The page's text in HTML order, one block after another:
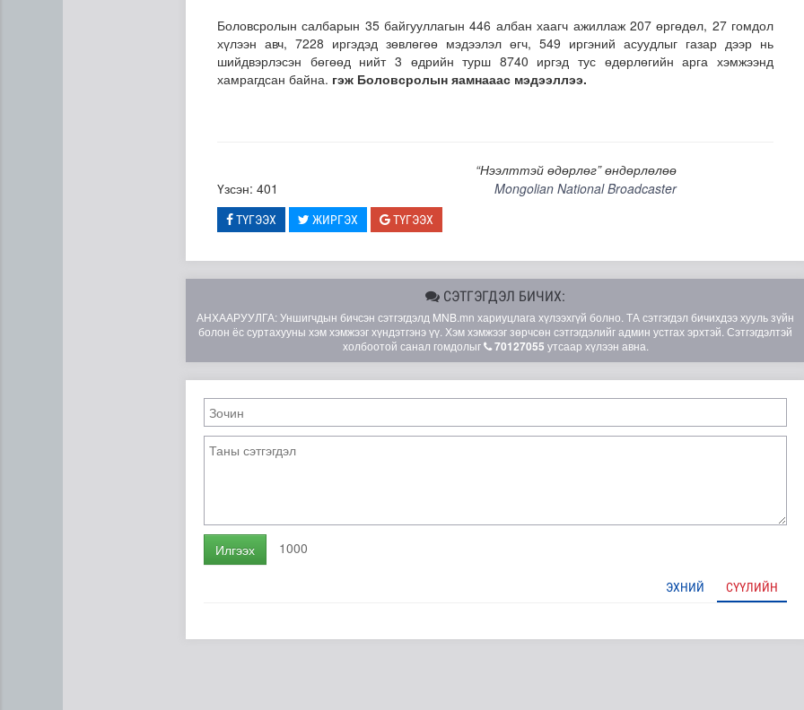
Дипломат төлөөлөгчийн газруудын төлөөлөгчид COP17-ын байгууламжтай танилцлаа
Н.Номтойбаяр: Аймгуудад тулгамдаж буй асуудлуудыг 7 хоног бүр Засгийн газрын х..
Боловсролын салбарын 35 байгууллагын 446 албан хаагч ажиллаж 207 өргөдөл, 27 гомдол
хүлээн авч, 7228 иргэдэд зөвлөгөө мэдээлэл өгч, 549 иргэний асуудлыг газар дээр нь
шийдвэрлэсэн бөгөөд нийт 3 өдрийн турш 8740 иргэд тус өдөрлөгийн арга хэмжээнд
хамрагдсан байна. гэж Боловсролын яамнааас мэдээллээ.
“Нээлттэй өдөрлөг” өндөрлөлөө
Үзсэн: 401
Mongolian National Broadcaster
ТҮГЭЭХ ЖИРГЭХ ТҮГЭЭХ
СЭТГЭГДЭЛ БИЧИХ:
АНХААРУУЛГА: Уншигчдын бичсэн сэтгэгдэлд MNB.mn хариуцлага хүлээхгүй болно. ТА сэтгэгдэл бичихдээ хууль зүйн
болон ёс суртахууны хэм хэмжээг хүндэтгэнэ үү. Хэм хэмжээг зөрчсөн сэтгэгдэлийг админ устгах эрхтэй. Сэтгэгдэлтэй
холбоотой санал гомдолыг
70127055 утсаар хүлээн авна.
Илгээх 1000
ЭХНИЙ СҮҮЛИЙН